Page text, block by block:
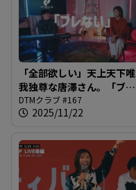
「全部欲しい」天上天下唯
我独尊な唐澤さん。「ブレ
ない」強さか「ワガママ」
か？＠DTMクラブ #167
DTMクラブ #167
2025/11/22